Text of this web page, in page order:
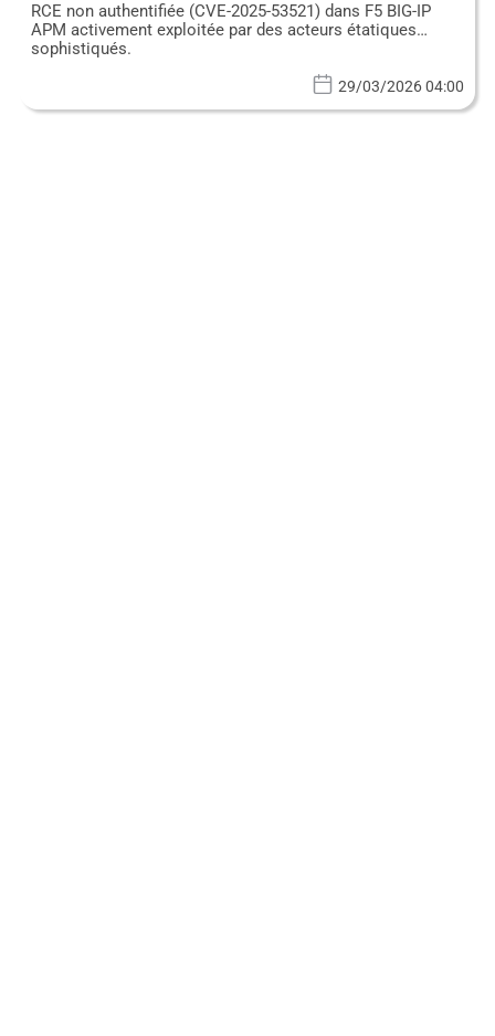
RCE non authentifiée (CVE-2025-53521) dans F5 BIG-IP
APM activement exploitée par des acteurs étatiques
sophistiqués.
29/03/2026 04:00